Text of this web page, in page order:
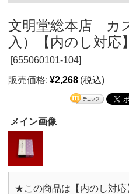
文明堂総本店 カ
入）【内のし対応】
[655060101-104]
販売価格: ¥2,268 (税込)
メイン画像
★この商品は【内のし対応